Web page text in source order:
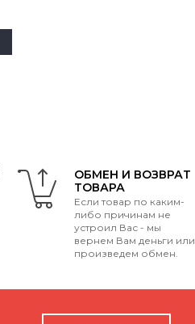
ОБМЕН И ВОЗВРАТ
ТОВАРА
Если товар по каким-
либо причинам не
устроил Вас - мы
вернем Вам деньги или
произведем обмен.